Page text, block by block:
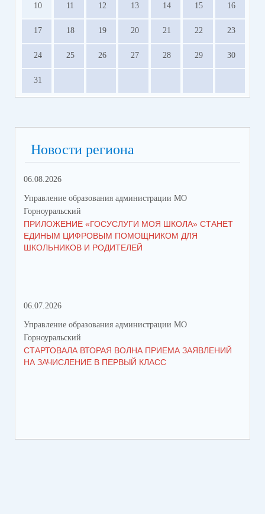
10 11 12 13 14 15 16
17 18 19 20 21 22 23
24 25 26 27 28 29 30
31
Новости региона
06.08.2026
Управление образования администрации МО
Горноуральский
ПРИЛОЖЕНИЕ «ГОСУСЛУГИ МОЯ ШКОЛА» СТАНЕТ
ЕДИНЫМ ЦИФРОВЫМ ПОМОЩНИКОМ ДЛЯ
ШКОЛЬНИКОВ И РОДИТЕЛЕЙ
06.07.2026
Управление образования администрации МО
Горноуральский
СТАРТОВАЛА ВТОРАЯ ВОЛНА ПРИЕМА ЗАЯВЛЕНИЙ
НА ЗАЧИСЛЕНИЕ В ПЕРВЫЙ КЛАСС